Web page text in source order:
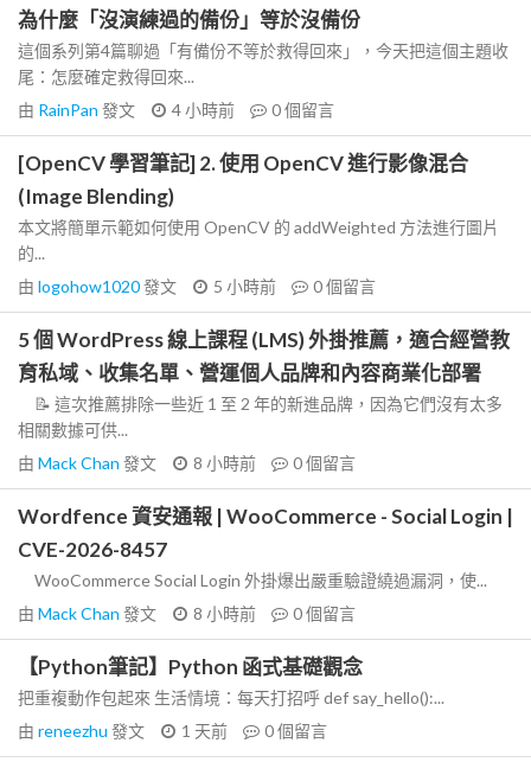
為什麼「沒演練過的備份」等於沒備份
這個系列第4篇聊過「有備份不等於救得回來」，今天把這個主題收
尾：怎麼確定救得回來...
由 RainPan 發文 4 小時前 0個留言
[OpenCV 學習筆記] 2. 使用 OpenCV 進行影像混合
(Image Blending)
本文將簡單示範如何使用 OpenCV 的 addWeighted 方法進行圖片
的...
由 logohow1020發文 5 小時前 0個留言
5 個 WordPress 線上課程 (LMS) 外掛推薦，適合經營教
育私域、收集名單、營運個人品牌和內容商業化部署
📝 這次推薦排除一些近 1 至 2 年的新進品牌，因為它們沒有太多
相關數據可供...
由 Mack Chan 發文 8 小時前 0個留言
Wordfence 資安通報 | WooCommerce - Social Login |
CVE-2026-8457
WooCommerce Social Login 外掛爆出嚴重驗證繞過漏洞，使...
由 Mack Chan 發文 8 小時前 0個留言
【Python筆記】Python 函式基礎觀念
把重複動作包起來 生活情境：每天打招呼 def say_hello():...
由 reneezhu 發文 1 天前 0個留言